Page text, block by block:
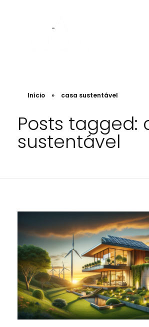
Início » casa sustentável
Posts tagged:
sustentável